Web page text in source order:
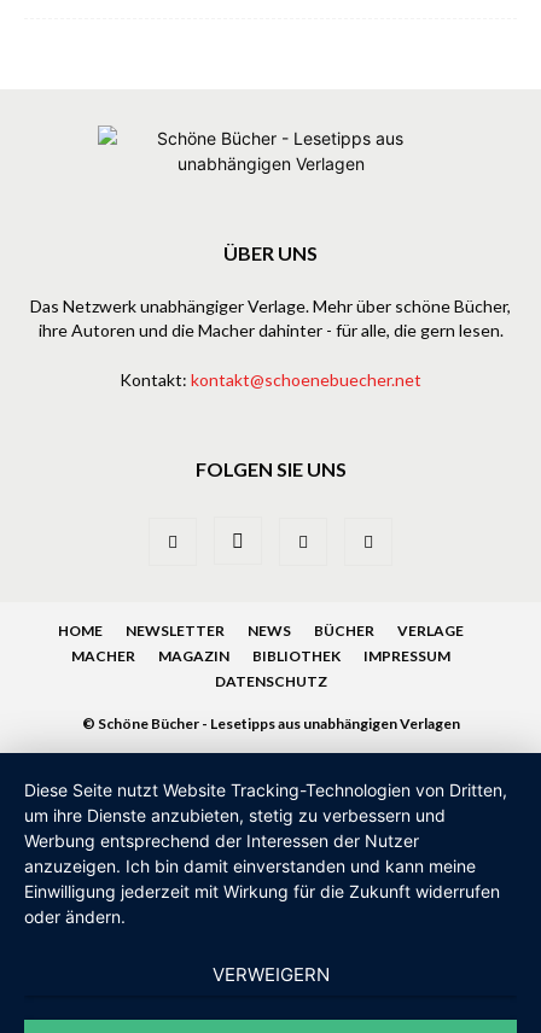
ÜBER UNS
Das Netzwerk unabhängiger Verlage. Mehr über schöne Bücher,
ihre Autoren und die Macher dahinter - für alle, die gern lesen.
Kontakt: kontakt@schoenebuecher.net
FOLGEN SIE UNS
HOME NEWSLETTER NEWS BÜCHER
VERLAGE
MACHER
MAGAZIN BIBLIOTHEK
IMPRESSUM
DATENSCHUTZ
© Schöne Bücher - Lesetipps aus unabhängigen Verlagen
Diese Seite nutzt Website Tracking-Technologien von Dritten,
um ihre Dienste anzubieten, stetig zu verbessern und
Werbung entsprechend der Interessen der Nutzer
anzuzeigen. Ich bin damit einverstanden und kann meine
Einwilligung jederzeit mit Wirkung für die Zukunft widerrufen
oder ändern.
VERWEIGERN